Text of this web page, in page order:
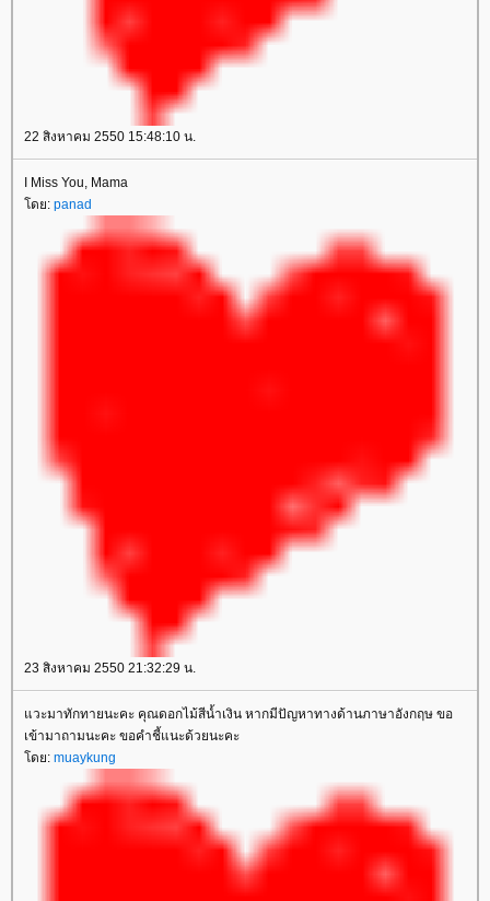
22 สิงหาคม 2550 15:48:10 น.
I Miss You, Mama
ดย: panad
23 สิงหาคม 2550 21:32:29 น.
วะมาทักทายนะคะ คุณดอกไม้สีน้ำเงิน หากมีปัญหาทางด้านภาษาอังกฤษ ขอ
เข้ามาถามนะคะ ขอคำชี้แนะด้วยนะคะ
ดย: muaykung